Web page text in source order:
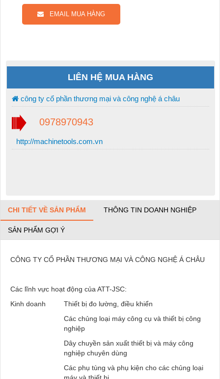
EMAIL MUA HÀNG
LIÊN HỆ MUA HÀNG
công ty cổ phần thương mại và công nghệ á châu
0978970943
http://machinetools.com.vn
CHI TIẾT VỀ SẢN PHẨM THÔNG TIN DOANH NGHIỆP
SẢN PHẨM GỢI Ý
CÔNG TY CỔ PHẦN THƯƠNG MẠI VÀ CÔNG NGHỆ Á CHÂU
Các lĩnh vực hoạt động của ATT-JSC:
Kinh doanh
Thiết bị đo lường, điều khiển
Các chủng loại máy công cụ và thiết bị công
nghiệp
Dây chuyền sản xuất thiết bị và máy công
nghiệp chuyên dùng
Các phụ tùng và phụ kiện cho các chủng loại
máy và thiết bị